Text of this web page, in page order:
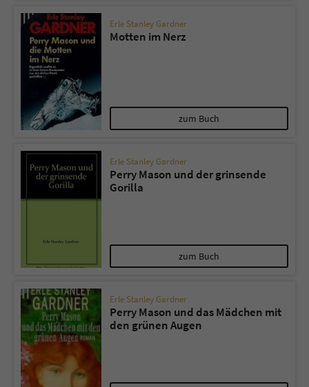
Erle Stanley Gardner
Motten im Nerz
zum Buch
Erle Stanley Gardner
Perry Mason und der grinsende
Gorilla
zum Buch
Erle Stanley Gardner
Perry Mason und das Mädchen mit
den grünen Augen